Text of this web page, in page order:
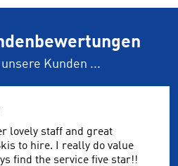
unsere Kunden ...
lovely staff and great
to hire. I really do value
find the service five star!!